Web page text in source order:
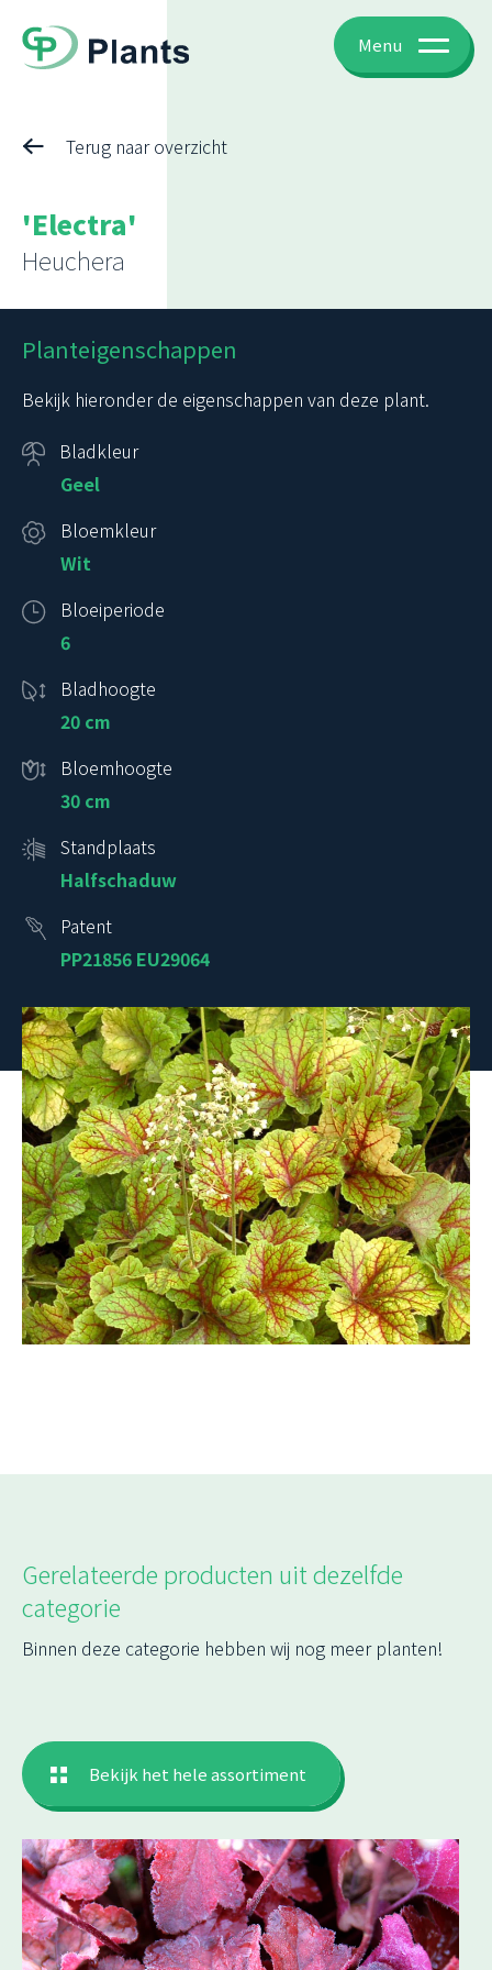
Menu
Terug naar overzicht
'Electra'
Heuchera
Planteigenschappen
Bekijk hieronder de eigenschappen van deze plant.
Bladkleur
Geel
Bloemkleur
Wit
Bloeiperiode
6
Bladhoogte
20 cm
Bloemhoogte
30 cm
Standplaats
Halfschaduw
Patent
PP21856 EU29064
Gerelateerde producten uit dezelfde
categorie
Binnen deze categorie hebben wij nog meer planten!
Bekijk het hele assortiment